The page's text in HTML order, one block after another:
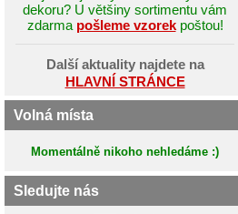
dekoru? U většiny sortimentu vám
zdarma pošleme vzorekpoštou!
Další aktuality najdete na
HLAVNÍ STRÁNCE
Volná místa
Momentálně nikoho nehledáme :)
Sledujte nás